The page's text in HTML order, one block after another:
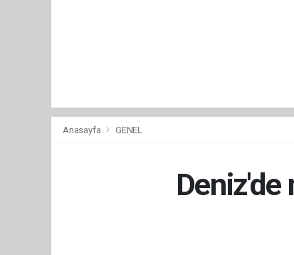
Anasayfa GENEL
Deniz'de